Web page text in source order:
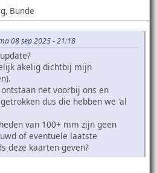
Bunde
08 sep 2025 - 21:18
akelig dichtbij mijn
net voorbij ons en
dus die hebben we 'al
van 100+ mm zijn geen
of eventuele laatste
deze kaarten geven?